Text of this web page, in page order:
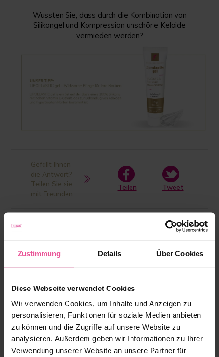
Zustimmung Details Über Cookies
Diese Webseite verwendet Cookies
Wir verwenden Cookies, um Inhalte und Anzeigen zu
personalisieren, Funktionen für soziale Medien anbieten
zu können und die Zugriffe auf unsere Website zu
analysieren. Außerdem geben wir Informationen zu Ihrer
Verwendung unserer Website an unsere Partner für
Wussten Sie, dass durch die Kombination von
Silikongel und Kompression unschöne Keloide
vermieden werden?
Gefällt Ihnen
die Antwort?
Teilen Sie sie
mit Freunden.
Teilen Tweet
Produkt in der Antwort
aufgeführt: